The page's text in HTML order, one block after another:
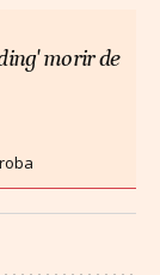
morir de